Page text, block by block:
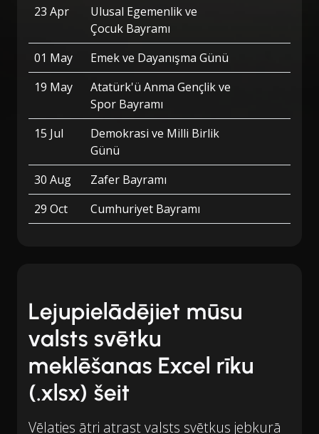
23 Apr
Ulusal Egemenlik ve
Çocuk Bayramı
01 May
Emek ve Dayanışma Günü
19 May
Atatürk'ü Anma Gençlik ve
Spor Bayramı
15 Jul
Demokrasi ve Milli Birlik
Günü
30 Aug
Zafer Bayramı
29 Oct
Cumhuriyet Bayramı
Lejupielādējiet mūsu
valsts svētku
meklēšanas Excel rīku
(.xlsx) šeit
Vēlaties ātri atrast valsts svētkus jebkurā